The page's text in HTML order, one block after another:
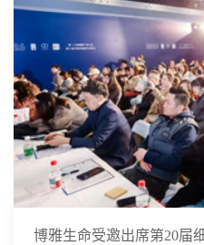
博雅生命受邀出席第20届